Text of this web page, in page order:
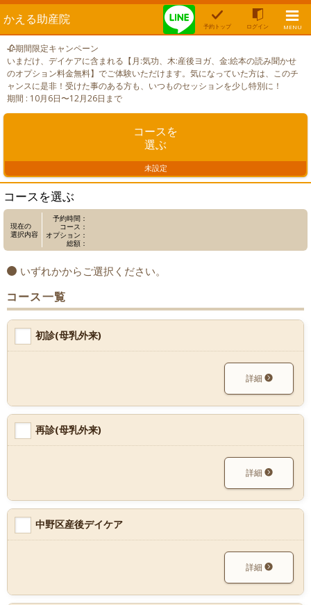
かえる助産院 予約トップ ログイン MENU
🥀期間限定キャンペーン
いまだけ、デイケアに含まれる【月:気功、木:産後ヨガ、金:絵本の読み聞かせ
のオプション料金無料】でご体験いただけます。気になっていた方は、このチ
ャンスに是非！受けた事のある方も、いつものセッションを少し特別に！
期間 : 10月6日〜12月26日まで
コースを
選ぶ
未設定
コースを選ぶ
現在の
選択内容
予約時間：
コース：
オプション：
総額：
いずれかからご選択ください。
コース一覧
初診(母乳外来)
詳細
再診(母乳外来)
詳細
中野区産後デイケア
詳細